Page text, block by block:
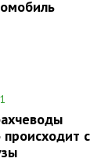
происходит с